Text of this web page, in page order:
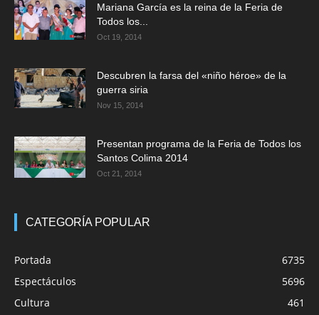
Mariana García es la reina de la Feria de
Todos los...
Oct 19, 2014
Descubren la farsa del «niño héroe» de la
guerra siria
Nov 15, 2014
Presentan programa de la Feria de Todos los
Santos Colima 2014
Oct 21, 2014
CATEGORÍA POPULAR
Portada
6735
Espectáculos
5696
Cultura
461